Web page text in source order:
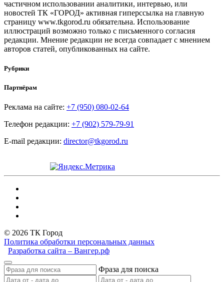
частичном использовании аналитики, интервью, или
новостей ТК «ГОРОД» активная гиперссылка на главную
страницу www.tkgorod.ru обязательна. Использование
иллюстраций возможно только с письменного согласия
редакции. Мнение редакции не всегда совпадает с мнением
авторов статей, опубликованных на сайте.
Рубрики
Партнёрам
Реклама на сайте: +7 (950) 080-02-64
Телефон редакции: +7 (902) 579-79-91
E-mail редакции: director@tkgorod.ru
© 2026 ТК Город
Политика обработки персональных данных
Разработка сайта – Вангер.рф
Фраза для поиска